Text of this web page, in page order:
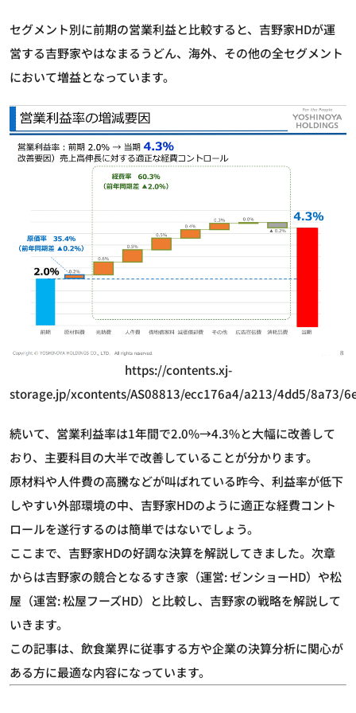
セグメント別に前期の営業利益と比較すると、吉野家HDが運
営する吉野家やはなまるうどん、海外、その他の全セグメント
において増益となっています。
https://contents.xj-
storage.jp/xcontents/AS08813/ecc176a4/a213/4dd5/8a73/
続いて、営業利益率は1年間で2.0%→4.3%と大幅に改善して
おり、主要科目の大半で改善していることが分かります。
原材料や人件費の高騰などが叫ばれている昨今、利益率が低下
しやすい外部環境の中、吉野家HDのように適正な経費コント
ロールを遂行するのは簡単ではないでしょう。
ここまで、吉野家HDの好調な決算を解説してきました。次章
からは吉野家の競合となるすき家（運営: ゼンショーHD）や松
屋（運営: 松屋フーズHD）と比較し、吉野家の戦略を解説して
いきます。
この記事は、飲食業界に従事する方や企業の決算分析に関心が
ある方に最適な内容になっています。